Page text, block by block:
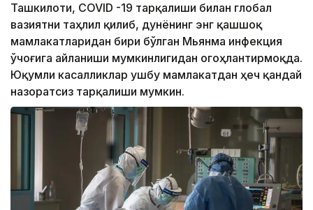
Ташкилоти, COVID -19 тарқалиши билан глобал
вазиятни таҳлил қилиб, дунёнинг энг қашшоқ
мамлакатларидан бири бўлган Мьянма инфекция
ўчоғига айланиши мумкинлигидан огоҳлантирмоқда.
Юқумли касалликлар ушбу мамлакатдан ҳеч қандай
назоратсиз тарқалиши мумкин.